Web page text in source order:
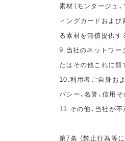
素材（モンタージュ
ィングカードおよび
る素材を無償提供す
9.当社のネットワー
たはその他これに類
10.利用者ご自身お
バシー、名誉、信用
11.その他、当社が
第7条 （禁止行為等